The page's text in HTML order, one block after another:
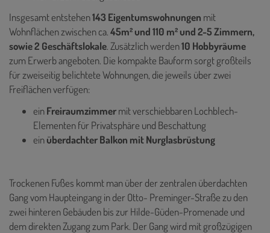
Insgesamt entstehen143 Eigentumswohnungen mit
Wohnflächen zwischen ca.45m² und 110 m² und 2-5 Zimmern,
sowie 2 Geschäftslokale. Zusätzlich werden10 Hobbyräume
zum Erwerb angeboten. Die kompakte Bauform sorgt großteils
für zweiseitig belichtete Wohnungen, die jeweils über zwei
Freiflächen verfügen:
einFreiraumzimmermit verschiebbaren Lochblech-
Elementen für Privatsphäre und Beschattung
einüberdachter Balkon mit Nurglasbrüstung
Trockenen Fußes kommt man über der zentralen überdachten
Gang vom Haupteingang in der Otto- Preminger-Straße zu den
zwei hinteren Gebäuden bis zur Hilde-Güden-Promenade und
dem direkten Zugang zum Park. Der Gang wird mit großzügigen